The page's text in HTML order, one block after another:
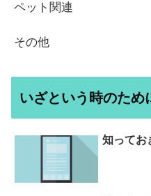
ペット関連
その他
いざという時のため
知ってお